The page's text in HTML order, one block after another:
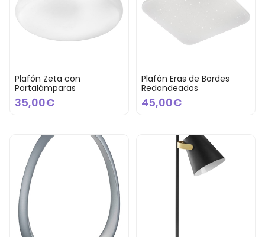
Plafón Zeta con
Portalámparas
35,00€
Plafón Eras de Bordes
Redondeados
45,00€